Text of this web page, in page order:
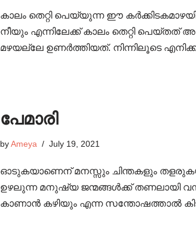
കാലം തെറ്റി പെയ്യുന്ന ഈ
നീയും എന്നിലേക്ക് കാലം തെറ്റി പെയ്തത്
മഴയല്ലേ ഉണർത്തിയത്. നിന്നിലൂടെ
പേമാരി
byAmeya July 19, 2021
ഓടുകയാണെന് മനസ്സും ചിന്തകളും
ഉഴലുന്ന മനുഷ്യ ജന്മങ്ങൾക്ക്
കാണാൻ കഴിയും എന്ന സന്തോഷത്താൽ